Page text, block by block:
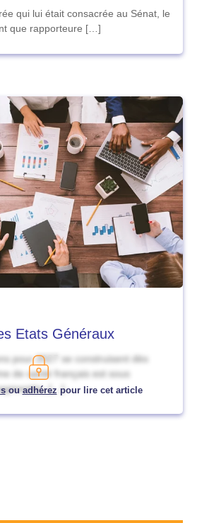
qui lui était consacrée au Sénat, le
que rapporteure […]
Etats Généraux
pour 2027 se construisent dès
de santé français est sous
[…]
ouadhérez pour lire cet article